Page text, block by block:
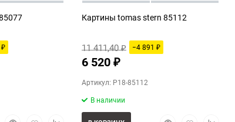
₽
Картины tomas stern 85112
11 411,40₽ −4 891 ₽
6 520 ₽
Артикул: P18-85112
В наличии